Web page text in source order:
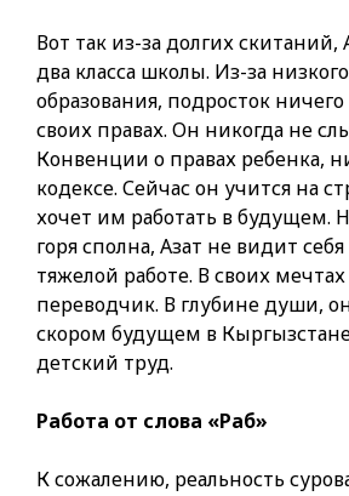
Вот так из-за долгих скитаний,
два класса школы. Из-за
образования, подросток
своих правах. Он никогда не
Конвенции о правах ребенка,
кодексе. Сейчас он учится на
хочет им работать в будущем.
горя сполна, Азат не видит
тяжелой работе. В своих
переводчик. В глубине души,
скором будущем в
детский труд.
Работа от слова «Раб»
К сожалению, реальность